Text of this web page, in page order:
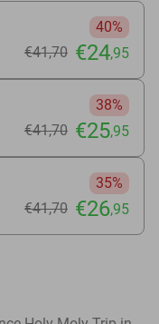
40%
€41,70 €24,95
38%
€41,70 €25,95
35%
€41,70 €26,95